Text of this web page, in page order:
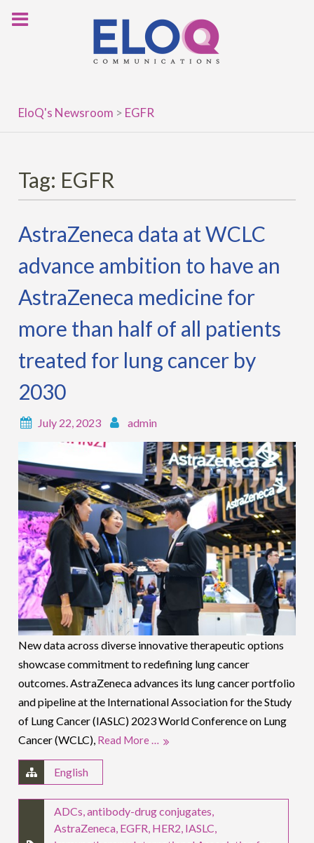
EloQ's Newsroom > EGFR
Tag: EGFR
AstraZeneca data at WCLC
advance ambition to have an
AstraZeneca medicine for
more than half of all patients
treated for lung cancer by
2030
July 22, 2023 admin
New data across diverse innovative therapeutic options
showcase commitment to redefining lung cancer
outcomes. AstraZeneca advances its lung cancer portfolio
and pipeline at the International Association for the Study
of Lung Cancer (IASLC) 2023 World Conference on Lung
Cancer (WCLC), Read More …
English
ADCs,antibody-drug conjugates,
AstraZeneca, EGFR, HER2, IASLC,